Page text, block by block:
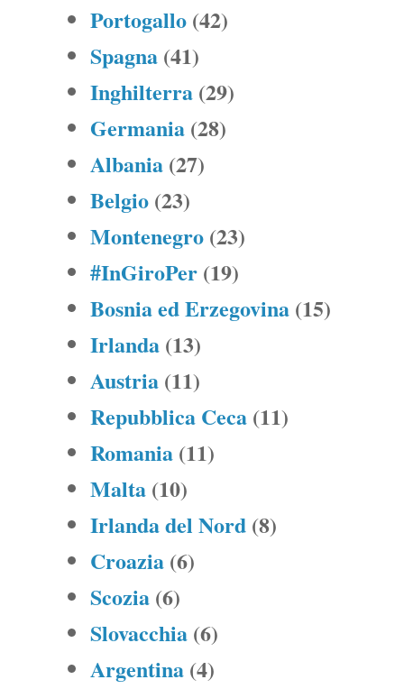
Portogallo (42)
Spagna (41)
Inghilterra (29)
Germania (28)
Albania (27)
Belgio (23)
Montenegro (23)
#InGiroPer (19)
Bosnia ed Erzegovina (15)
Irlanda (13)
Austria (11)
Repubblica Ceca (11)
Romania (11)
Malta (10)
Irlanda del Nord (8)
Croazia (6)
Scozia (6)
Slovacchia (6)
Argentina (4)